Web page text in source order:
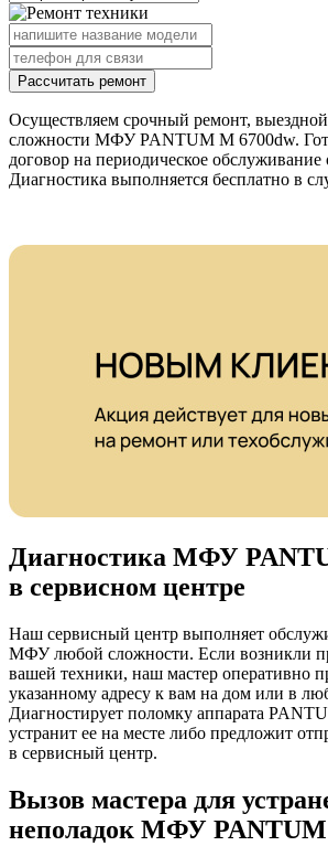
Рассчитать ремонт
Осуществляем срочный ремонт,
сложности МФУ PANTUM M 6700dw.
договор на периодическое обслуживание
Диагностика выполняется бесплатно в
Диагностика МФУ
в сервисном центре
Наш сервисный центр выполняет
МФУ любой сложности. Если возникли
вашей техники, наш мастер оперативно
указанному адресу к вам на дом или в
Диагностирует поломку аппарата
устранит ее на месте либо предложит
в сервисный центр.
Вызов мастера для
неполадок МФУ PANTUM